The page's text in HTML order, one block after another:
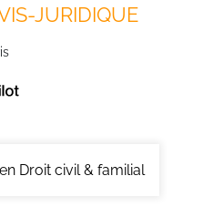
JURIDIQUE
Droit civil & familial